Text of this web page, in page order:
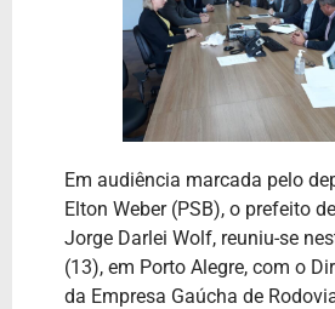
Em audiência marcada pelo
Elton Weber (PSB), o prefeito
Jorge Darlei Wolf, reuniu-se
(13), em Porto Alegre, com o
da Empresa Gaúcha de